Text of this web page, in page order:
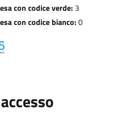
con codice verde: 3
con codice bianco:0